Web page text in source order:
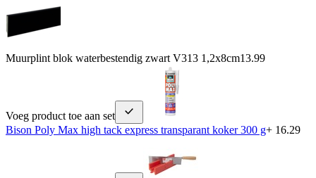
Muurplint blok waterbestendig zwart V313 1,2x8cm13.99
Voeg product toe aan set
Bison Poly Max high tack express transparant koker 300 g+ 16.29